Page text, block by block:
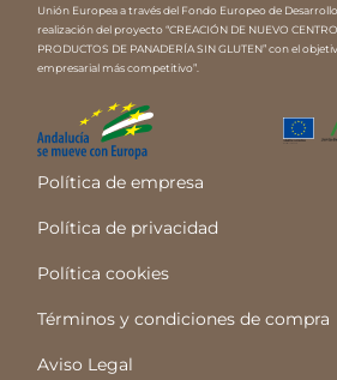
Unión Europea a través del Fondo Europeo de
realización del proyecto “CREACIÓN DE NUEVO
PRODUCTOS DE PANADERÍA SIN GLUTEN” con el
empresarial más competitivo”.
Política de empresa
Política de privacidad
Política cookies
Términos y condiciones de compra
Aviso Legal